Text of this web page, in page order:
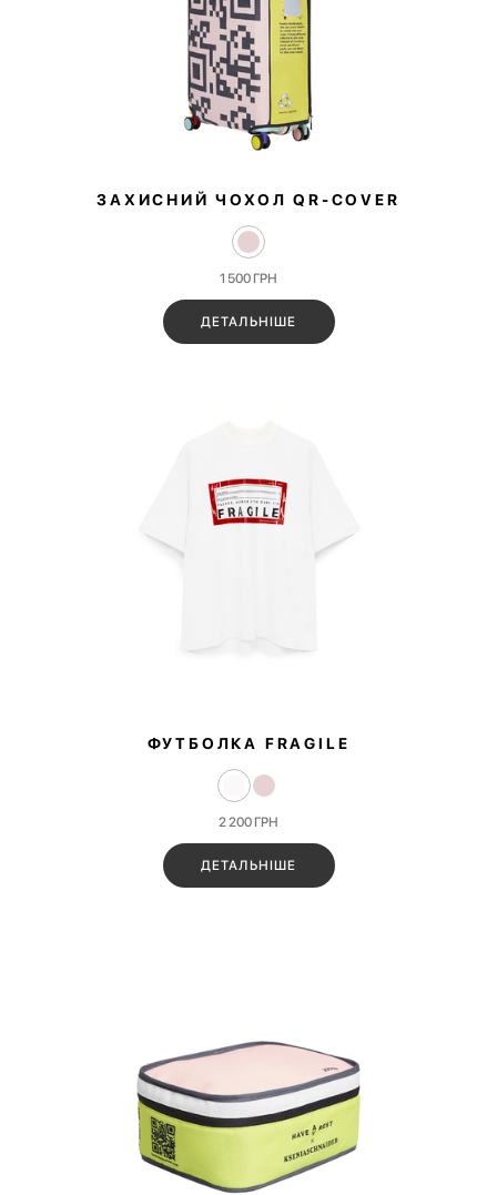
ЗАХИСНИЙ ЧОХОЛ QR‑COVER
1 500 ГРН
ДЕТАЛЬНІШЕ
ФУТБОЛКА FRAGILE
2 200 ГРН
ДЕТАЛЬНІШЕ